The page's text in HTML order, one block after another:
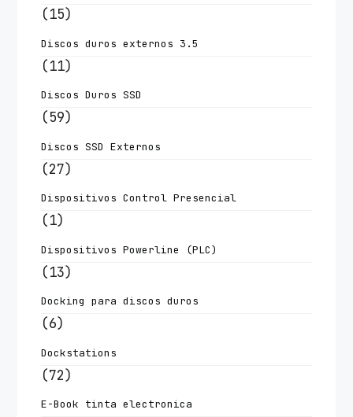
(15)
Discos duros externos 3.5
(11)
Discos Duros SSD
(59)
Discos SSD Externos
(27)
Dispositivos Control Presencial
(1)
Dispositivos Powerline (PLC)
(13)
Docking para discos duros
(6)
Dockstations
(72)
E-Book tinta electronica